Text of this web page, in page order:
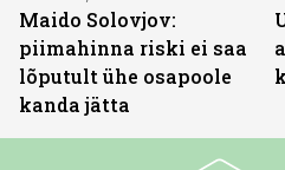
Maido Solovjov:
piimahinna riski ei saa
lõputult ühe osapoole
kanda jätta